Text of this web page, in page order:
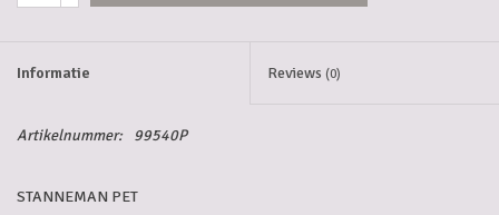
5-6l vaten
Promoties
Streekproducten/Diverse
Informatie Reviews (0)
Artikelnummer: 99540P
STANNEMAN PET